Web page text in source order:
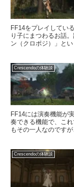
FF14をプレイしてい
り子にまつわるお話
ン（クロポジ）」と
Crescendoの体験談
FF14には演奏機能が
奏できる機能で、こ
もその一人なのです
Crescendoの体験談